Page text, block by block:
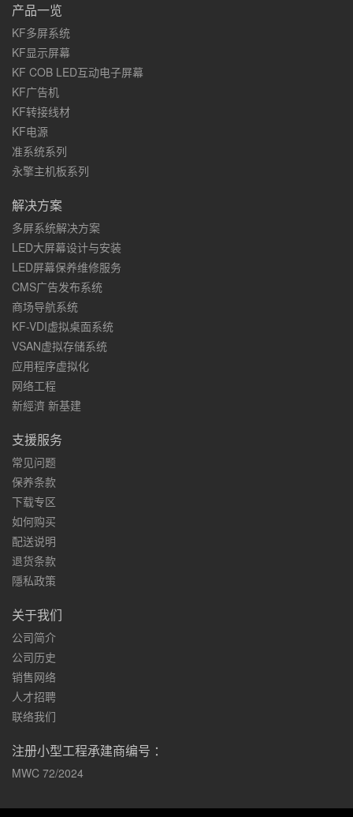
产品一览
KF多屏系统
KF显示屏幕
KF COB LED互动电子屏幕
KF广告机
KF转接线材
KF电源
准系统系列
永擎主机板系列
解决方案
多屏系统解决方案
LED大屏幕设计与安装
LED屏幕保养维修服务
CMS广告发布系统
商场导航系统
KF-VDI虚拟桌面系统
VSAN虚拟存储系统
应用程序虚拟化
网络工程
新經濟 新基建
支援服务
常见问题
保养条款
下载专区
如何购买
配送说明
退货条款
隱私政策
关于我们
公司简介
公司历史
销售网络
人才招聘
联络我们
注册小型工程承建商编号 ：
MWC 72/2024